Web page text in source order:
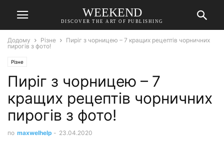
WEEKEND
DISCOVER THE ART OF PUBLISHING
Додому Різне
Пиріг з чорницею – 7 кращих рецептів чорничних
пирогів з фото!
Різне
Пиріг з чорницею – 7
кращих рецептів чорничних
пирогів з фото!
по maxwelhelp - 23.04.2020